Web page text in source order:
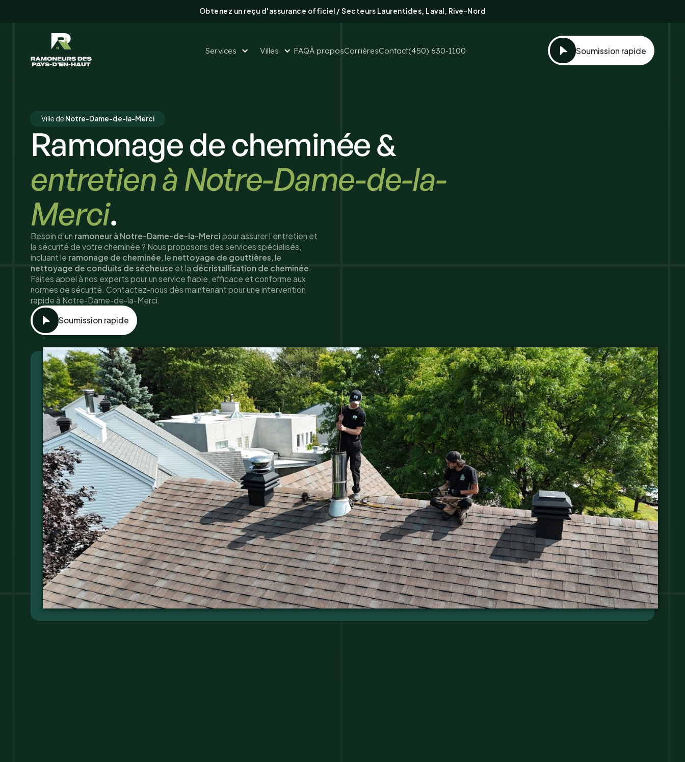
Obtenez un reçu d'assurance officiel / Secteurs Laurentides, Laval, Rive-Nord
Services Villes FAQÀ proposCarrièresContact(450) 630-1100 Soumission rapide
Ville de Notre-Dame-de-la-Merci
Ramonage de cheminée &
entretien à Notre-Dame-de-la-
Merci.
Besoin d’un ramoneur à Notre-Dame-de-la-Merci pour assurer l’entretien et
la sécurité de votre cheminée ? Nous proposons des services spécialisés,
incluant le ramonage de cheminée , le nettoyage de gouttières , le
nettoyage de conduits de sécheuse et la décristallisation de cheminée
Faites appel à nos experts pour un service fiable, efficace et conforme aux
normes de sécurité. Contactez-nous dès maintenant pour une intervention
rapide à Notre-Dame-de-la-Merci.
Soumission rapide